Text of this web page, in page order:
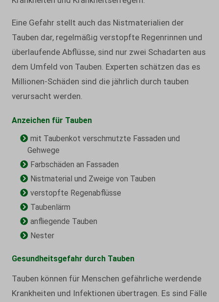
Eine Gefahr stellt auch das Nistmaterialien der
Tauben dar, regelmäßig verstopfte Regenrinnen und
überlaufende Abflüsse, sind nur zwei Schadarten aus
dem Umfeld von Tauben. Experten schätzen das es
Millionen-Schäden sind die jährlich durch tauben
verursacht werden.
Anzeichen für Tauben
mit Taubenkot verschmutzte Fassaden und
Gehwege
Farbschäden an Fassaden
Nistmaterial und Zweige von Tauben
verstopfte Regenabflüsse
Taubenlärm
anfliegende Tauben
Nester
Gesundheitsgefahr durch Tauben
Tauben können für Menschen gefährliche werdende
Krankheiten und Infektionen übertragen. Es sind Fälle